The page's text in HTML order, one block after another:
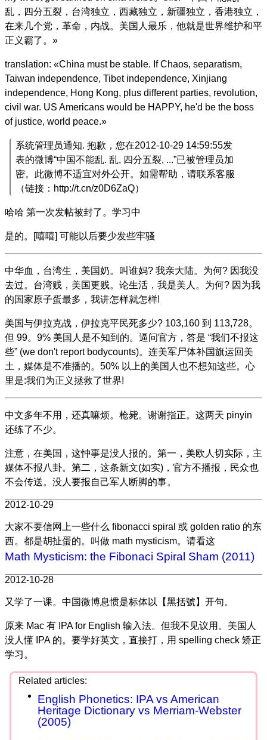
乱，四分五裂，台湾独立，西藏独立，新疆独立，香港独立，
在来几个党，革命，内战。美国人最乐，他就是世界维护和平
正义霸了。»
translation: «China must be stable. If Chaos, separatism,
Taiwan independence, Tibet independence, Xinjiang
independence, Hong Kong, plus different parties, revolution,
civil war. US Americans would be HAPPY, he'd be the boss
of justice, world peace.»
系统管理员通知. 抱歉，您在2012-10-29 14:59:55发
表的微博“中国不能乱. 乱, 四分五裂, ...”已被管理员加
密。此微博不适宜对外公开。如需帮助，请联系客服
（链接：http://t.cn/z0D6ZaQ）
哈哈 第一次发帖被封了。学习中
是的。[嘻嘻] 可能以后要少发些牢骚
中华血，台湾生，美国奶。叫谁妈? 我亲大陆。为何? 因我没
去过。台湾贱，美国更贱。论生活，我是美人。为何? 因为我
的国家原子蛋最多，我讲怎样就怎样!
美国与伊拉克战，伊拉克平民死多少? 103,160 到 113,728。
但 99。9% 美国人是不知到的。逼问官方，答是 “我们不报这
些” (we don't report bodycounts)。连美军尸体补国旗运回美
土，媒体是不准播的。50% 以上的美国人也不想知这些。心
里是:我们为正义拯救了世界!
中文多年不用，还真嘛烦。枪毙。谢谢指正。这两天 pinyin
还练了不少。
注意，在美国，这忡事是没人报的。第一，美欧人切实际，主
媒体不报八卦。第二，这条新文(如实)，官方不播报，民众也
不会传送。没人要报自己军人断脚的事。
2012-10-29
大家不要信网上一些什么 fibonacci spiral 或 golden ratio 的东
西。都是胡扯蛋的。叫做 math mysticism。请看这
Math Mysticism: the Fibonaci Spiral Sham (2011)
2012-10-28
又学了一课。中国微博息惯是标体以【黑括號】开句。
原来 Mac 有 IPA for English 输入法。但我不见议用。美国人
没人懂 IPA 的。要学好英文，直接打，用 spelling check 矫正
学习。
English Phonetics: IPA vs American
Heritage Dictionary vs Merriam-Webster
(2005)